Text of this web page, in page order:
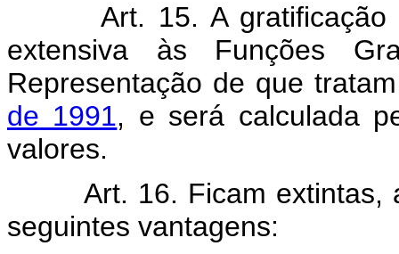
Art. 15. A
extensiva às Funções
Representação de que
de 1991, e será calculada
valores.
Art. 16. Ficam extintas,
seguintes vantagens: